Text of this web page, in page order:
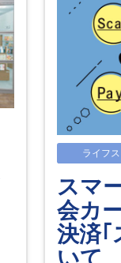
ライフ
スマ
会カ
決済｢
いて